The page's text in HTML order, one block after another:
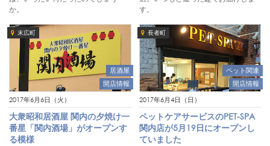
か。
す。
末広町
居酒屋
開店情報
2017年6月6日（火）
大衆昭和居酒屋 関内の夕焼け一
番星「関内酒場」がオープンす
る模様
長者町
ペット関連
開店情報
2017年6月4日（日）
ペットケアサービスのPET-SPA
関内店が5月19日にオープンし
ていました